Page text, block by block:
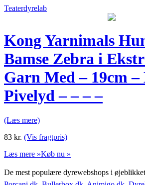
Teaterdyrelab
Kong Yarnimals
Bamse Zebra i
Garn Med – 19cm –
Pivelyd – – – –
(Læs mere)
83 kr. (Vis fragtpris)
Læs mere »Køb nu »
De mest populære dyrewebshops i